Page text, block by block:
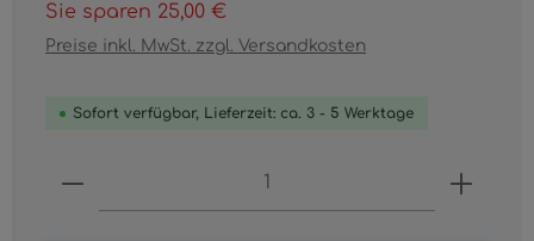
Sie sparen 25,00 €
Preise inkl. MwSt. zzgl. Versandkosten
Sofort verfügbar, Lieferzeit: ca. 3 - 5 Werktage
Produkt Anzahl: Gib den